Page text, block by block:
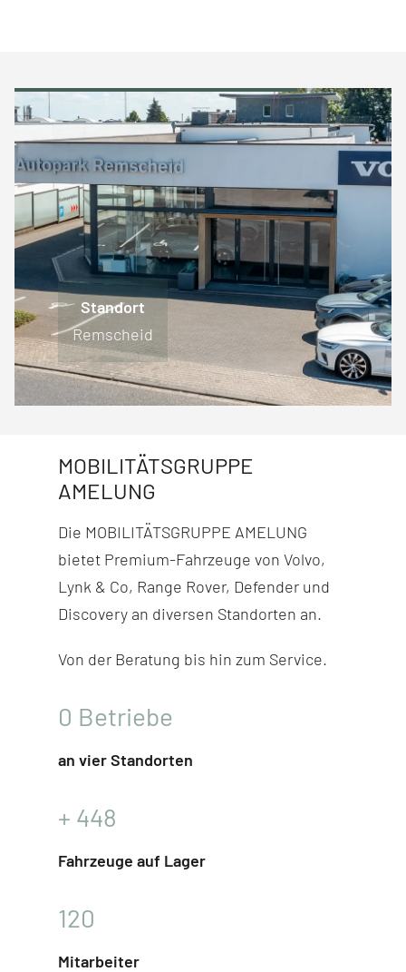
Standort
Engelskirchen
Standort
Lüdenscheid
Standort
Remscheid
Standort
Wiehl
MOBILITÄTSGRUPPE
AMELUNG
Die MOBILITÄTSGRUPPE AMELUNG
bietet Premium-Fahr­zeuge von Volvo,
Lynk & Co, Range Rover, Defender und
Discovery an diversen Stand­orten an.
Von der Beratung bis hin zum Service.
0 Betriebe
an vier Standorten
+ 448
Fahrzeuge auf Lager
120
Mitarbeiter